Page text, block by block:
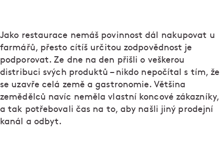
Jako restaurace nemáš povinnost dál nakupovat u
farmářů, přesto cítíš určitou zodpovědnost je
podporovat. Ze dne na den přišli o veškerou
distribuci svých produktů – nikdo nepočítal s tím, že
se uzavře celá země a gastronomie. Většina
zemědělců navíc neměla vlastní koncové zákazníky,
a tak potřebovali čas na to, aby našli jiný prodejní
kanál a odbyt.